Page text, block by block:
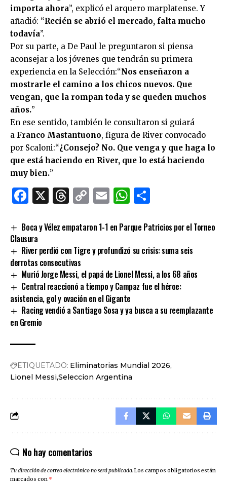
importa ahora”, explicó el arquero marplatense. Y
añadió: “Recién se abrió el mercado, falta mucho
todavía”.
Por su parte, a De Paul le preguntaron si piensa
aconsejar a los jóvenes que tendrán su primera
experiencia en la Selección:“Nos enseñaron a
mostrarle el camino a los chicos nuevos. Que
vengan, que la rompan toda y se queden muchos
años.”
En ese sentido, también le consultaron si guiará
a Franco Mastantuono, figura de River convocado
por Scaloni:“¿Consejo? No. Que venga y que haga lo
que está haciendo en River, que lo está haciendo
muy bien.”
Facebook
X Threads
CopyEmailWhatsApp
Boca y Vélez empataron 1-1 en Parque Patricios por el Torneo
Clausura
River perdió con Tigre y profundizó su crisis: suma seis
derrotas consecutivas
Murió Jorge Messi, el papá de Lionel Messi, a los 68 años
Central reaccionó a tiempo y Campaz fue el héroe:
asistencia, gol y ovación en el Gigante
Racing vendió a Santiago Sosa y ya busca a su reemplazante
en Gremio
ETIQUETADO: Eliminatorias Mundial 2026
Lionel MessiSeleccion Argentina
No hay comentarios
Tu dirección de correo electrónico no será publicada.Los campos obligatorios están
marcados con *